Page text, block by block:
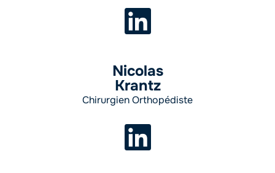
Nicolas
Krantz
Chirurgien Orthopédiste